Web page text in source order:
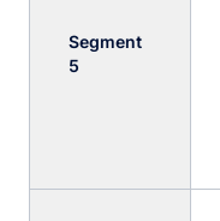
Segment
5